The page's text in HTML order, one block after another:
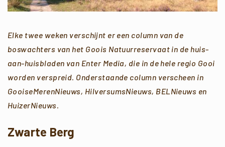
Elke twee weken verschijnt er een column van de
boswachters van het Goois Natuurreservaat in de huis-
aan-huisbladen van Enter Media, die in de hele regio Gooi
worden verspreid. Onderstaande column verscheen in
GooiseMerenNieuws, HilversumsNieuws, BELNieuws en
HuizerNieuws.
Zwarte Berg